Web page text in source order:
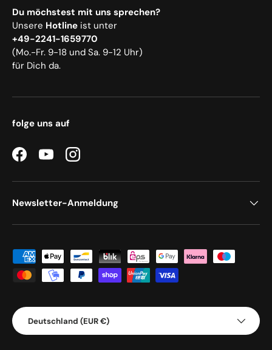
Du möchstest mit uns sprechen?
Unsere Hotline ist unter
+49-2241-1659770
(Mo.-Fr. 9-18 und Sa. 9-12 Uhr)
für Dich da.
folge uns auf
FacebookYouTubeInstagram
Newsletter-Anmeldung
Zahlungsmethoden
Land/Region
Deutschland (EUR €)